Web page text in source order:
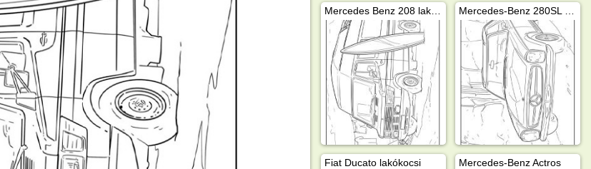
Mercedes Benz 208 lakóautó
Fiat Ducato lakókocsi Mercedes-Benz Actros